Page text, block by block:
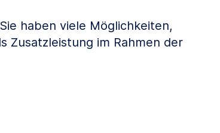
haben viele Möglichkeiten,
Zusatzleistung im Rahmen der